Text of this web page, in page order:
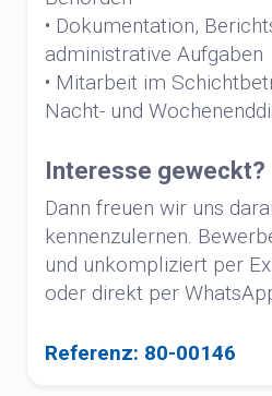
• Dokumentation,
administrative Aufgaben
• Mitarbeit im
Nacht- und
Interesse geweckt?
Dann freuen wir uns
kennenzulernen.
und unkompliziert per
oder direkt per
Referenz: 80-00146